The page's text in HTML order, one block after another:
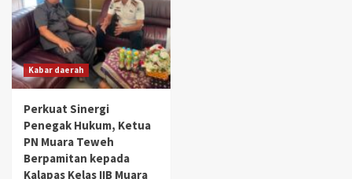
Kabar daerah
Perkuat Sinergi
Penegak Hukum, Ketua
PN Muara Teweh
Berpamitan kepada
Kalapas Kelas IIB Muara